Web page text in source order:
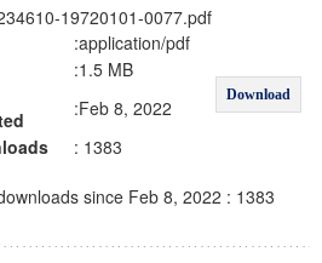
19720101-0077.pdf
:application/pdf
Download
:1.5 MB
:Feb 8, 2022
: 1383
since Feb 8, 2022 : 1383